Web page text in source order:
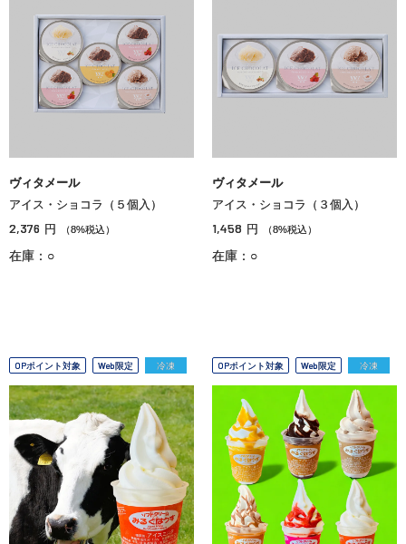
ヴィタメール
アイス・ショコラ（５個入）
2,376 円 （8%税込）
在庫：○
ヴィタメール
アイス・ショコラ（３個入）
1,458 円 （8%税込）
在庫：○
OPポイント対象 Web限定 冷凍 OPポイント対象 Web限定 冷凍